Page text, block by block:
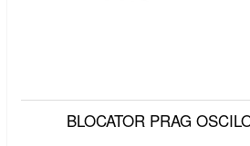
BLOCATOR PRAG